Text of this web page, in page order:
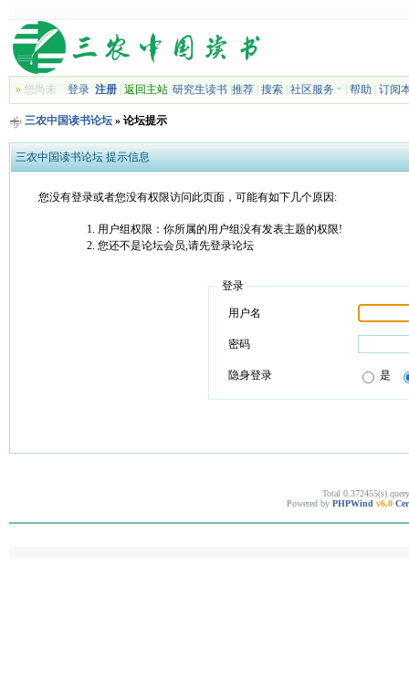
»您尚未 登录 注册| 返回主站| 研究生读书| 推荐| 搜索| 社区服务 帮助 订阅
三农中国读书论坛» 论坛提示
三农中国读书论坛 提示信息
您没有登录或者您没有权限访问此页面，可能有如下几个原因:
用户组权限：你所属的用户组没有发表主题的权限!
您还不是论坛会员,请先登录论坛
登录
用户名
密码
隐身登录 是
Total 0.372455(s)
Powered by PHPWind v6.0